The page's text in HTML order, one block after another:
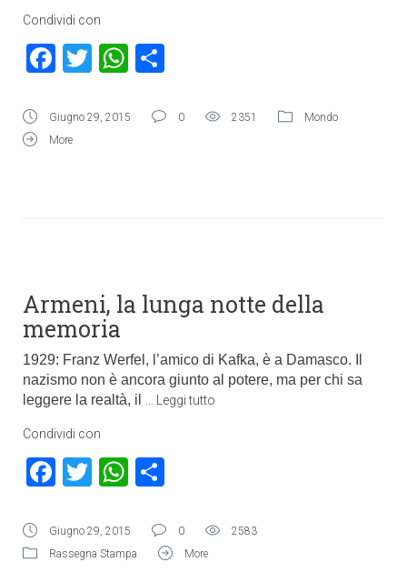
Condividi con
Facebook
TwitterWhatsApp
Giugno 29, 2015 0 2351
Mondo
More
Armeni, la lunga notte della
memoria
1929: Franz Werfel, l’amico di Kafka, è a Damasco. Il
nazismo non è ancora giunto al potere, ma per chi sa
leggere la realtà, il
Leggi tutto
Condividi con
Facebook
TwitterWhatsApp
Giugno 29, 2015 0
2583
Rassegna Stampa
More